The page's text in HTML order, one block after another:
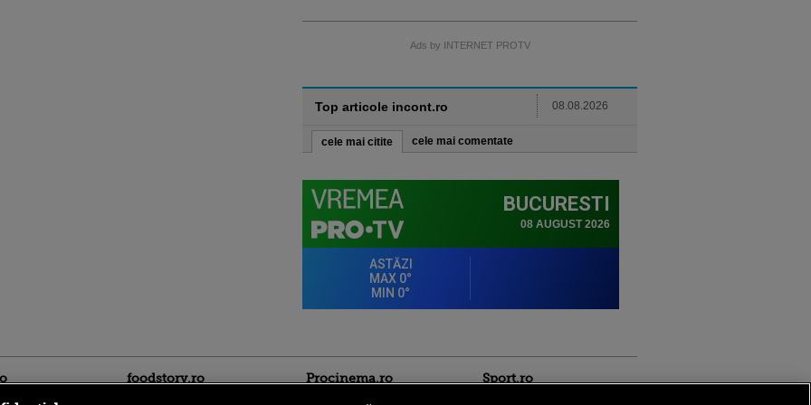
Ads by INTERNET PROTV
Top articole incont.ro 08.08.2026
cele mai citite cele mai comentate
foodstory.ro Procinema.ro Sport.ro